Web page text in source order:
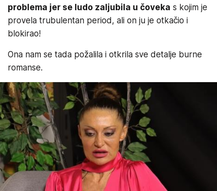
problema jer se ludo zaljubila u čoveka s kojim je
provela trubulentan period, ali on ju je otkačio i
blokirao!
Ona nam se tada požalila i otkrila sve detalje burne
romanse.